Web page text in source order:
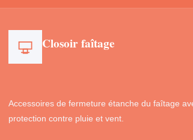
Closoir faîtage
Accessoires de fermeture étanche du faîtage
protection contre pluie et vent.